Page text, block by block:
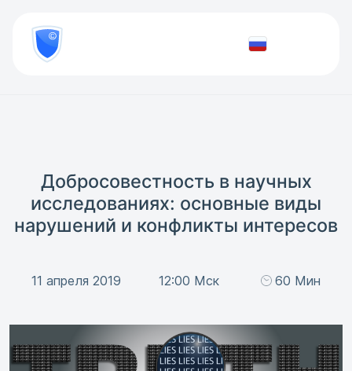
800
777-
81-Проверить
Добросовестность в научных
исследованиях: основные виды
нарушений и конфликты интересов
11 апреля 2019 12:00 Мск 60 Мин